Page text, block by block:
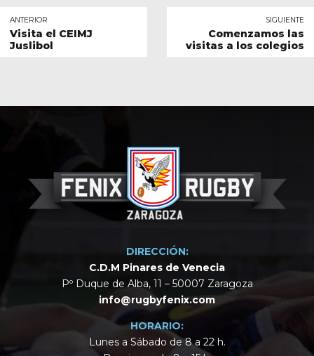
ANTERIOR
Visita el CEIMJ
Juslibol
SIGUIENTE
Comenzamos las
visitas a los colegios
DIRECCIÓN:
C.D.M Pinares de Venecia
Pº Duque de Alba, 11 – 50007 Zaragoza
info@rugbyfenix.com
HORARIO:
Lunes a Sábado de 8 a 22 h.